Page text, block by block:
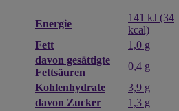
Energie
141 kJ (34
kcal)
Fett
1,0 g
davon gesättigte
Fettsäuren
0,4 g
Kohlenhydrate
3,9 g
davon Zucker
1,3 g